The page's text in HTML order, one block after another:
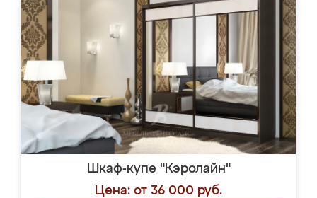
Шкаф-купе "Кэролайн"
Цена: от 36 000 руб.